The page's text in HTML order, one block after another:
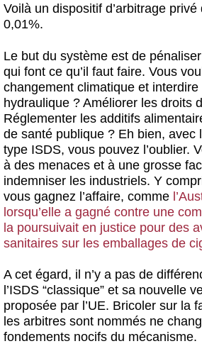
Voilà un dispositif d’arbitrage
0,01%.
Le but du système est de
qui font ce qu’il faut faire. Vous
changement climatique et
hydraulique ? Améliorer les droits
Réglementer les additifs
de santé publique ? Eh bien, avec
type ISDS, vous pouvez l’oublier.
à des menaces et à une grosse
indemniser les industriels. Y
vous gagnez l’affaire, comme
lorsqu’elle a gagné contre une
la poursuivait en justice pour des
sanitaires sur les emballages de
A cet égard, il n’y a pas de
l’ISDS “classique” et sa nouvelle
proposée par l’UE. Bricoler sur la
les arbitres sont nommés ne
fondements nocifs du mécanisme.